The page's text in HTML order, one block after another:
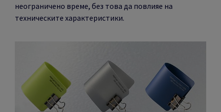
неограничено време, без това да повлияе на
техническите характеристики.